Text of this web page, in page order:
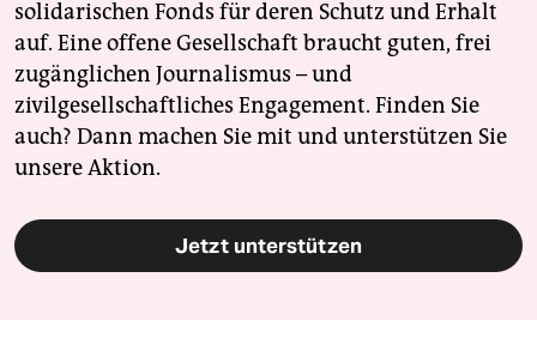
solidarischen Fonds für deren Schutz und Erhalt
auf. Eine offene Gesellschaft braucht guten, frei
zugänglichen Journalismus – und
zivilgesellschaftliches Engagement. Finden Sie
auch? Dann machen Sie mit und unterstützen Sie
unsere Aktion.
Jetzt unterstützen